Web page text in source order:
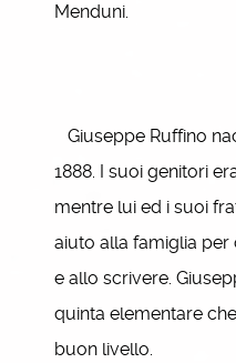
Menduni.
Giuseppe Ruffino
1888. I suoi genitori
mentre lui ed i suoi
aiuto alla famiglia
e allo scrivere.
quinta elementare
buon livello.